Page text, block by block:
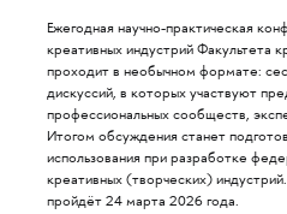
Ежегодная научно-практическая
креативных индустрий
проходит в необычном формате:
дискуссий, в которых участвуют
профессиональных сообществ,
Итогом обсуждения станет
использования при разработке
креативных (творческих)
пройдёт 24 марта 2026 года.